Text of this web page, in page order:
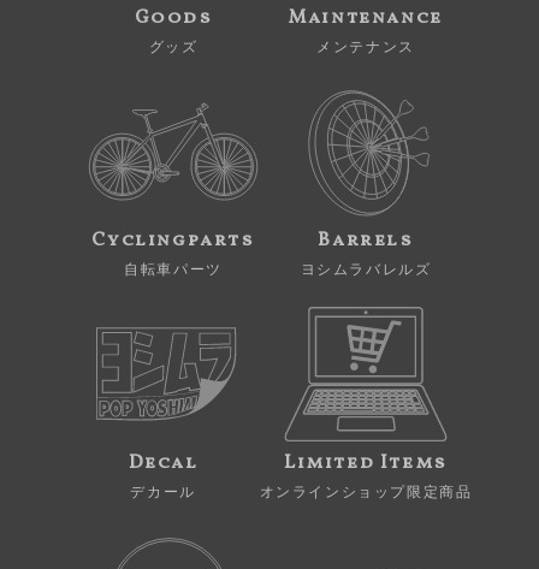
Goods
グッズ
Maintenance
メンテナンス
Cyclingparts
自転車パーツ
Barrels
ヨシムラバレルズ
Decal
デカール
Limited Items
オンラインショップ限定商品